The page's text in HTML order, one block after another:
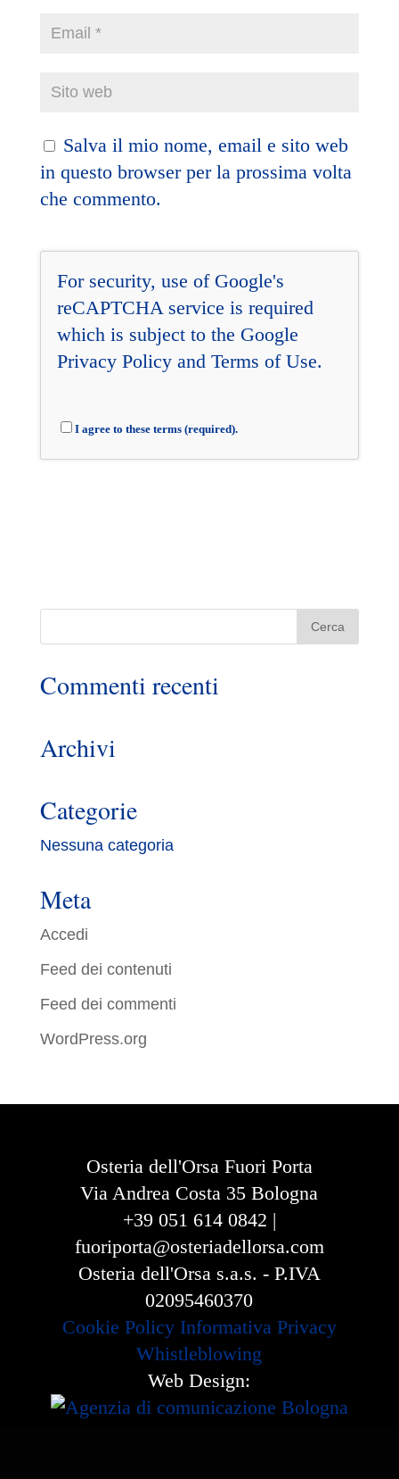
Salva il mio nome, email e sito web
in questo browser per la prossima volta
che commento.
For security, use of Google's
reCAPTCHA service is required
which is subject to the Google
Privacy Policyand Terms of Use.
I agree to these terms (required).
Commenti recenti
Archivi
Categorie
Nessuna categoria
Meta
Accedi
Feed dei contenuti
Feed dei commenti
WordPress.org
Osteria dell'Orsa Fuori Porta
Via Andrea Costa 35 Bologna
+39 051 614 0842 |
fuoriporta@osteriadellorsa.com
Osteria dell'Orsa s.a.s. - P.IVA
02095460370
Cookie Policy Informativa Privacy
Whistleblowing
Web Design: